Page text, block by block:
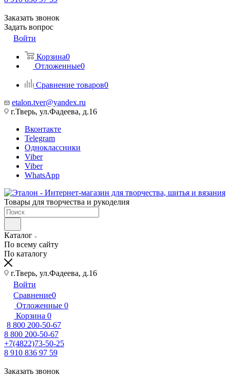
Заказать звонок
Задать вопрос
Войти
Корзина0
Отложенные0
Сравнение товаров0
etalon.tver@yandex.ru
г.Тверь, ул.Фадеева, д.16
Вконтакте
Telegram
Одноклассники
Viber
Viber
WhatsApp
Товары для творчества и рукоделия
Каталог
По всему сайту
По каталогу
г.Тверь, ул.Фадеева, д.16
Войти
Сравнение0
Отложенные 0
Корзина 0
8 800 200-50-67
8 800 200-50-67
+7(4822)73-50-25
8 910 836 97 59
Заказать звонок